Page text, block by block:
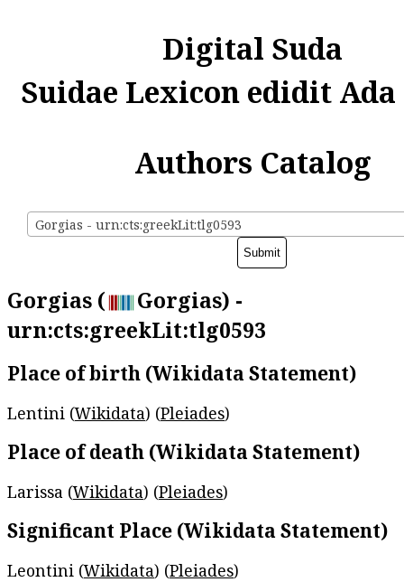
Digital Suda
Suidae Lexicon edidit
Authors Catalog
Gorgias - urn:cts:greekLit:tlg0593
Gorgias (
Gorgias) -
urn:cts:greekLit:tlg0593
Place of birth (Wikidata Statement)
Lentini (Wikidata) (Pleiades)
Place of death (Wikidata Statement)
Larissa (Wikidata) (Pleiades)
Significant Place (Wikidata Statement)
Leontini (Wikidata) (Pleiades)